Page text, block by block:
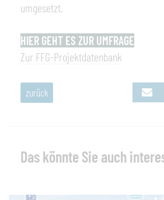
umgesetzt.
HIER GEHT ES ZUR UMFRAGE
Zur FFG-Projektdatenbank
zurück
Das könnte Sie auch